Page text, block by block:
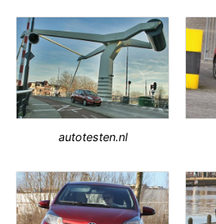
autotesten.nl